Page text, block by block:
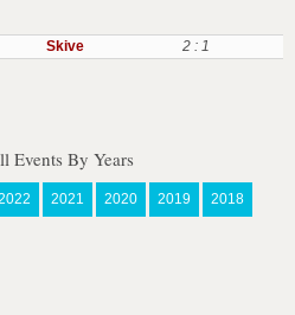
Skive 2 : 1
Events By Years
2021 2020 2019 2018